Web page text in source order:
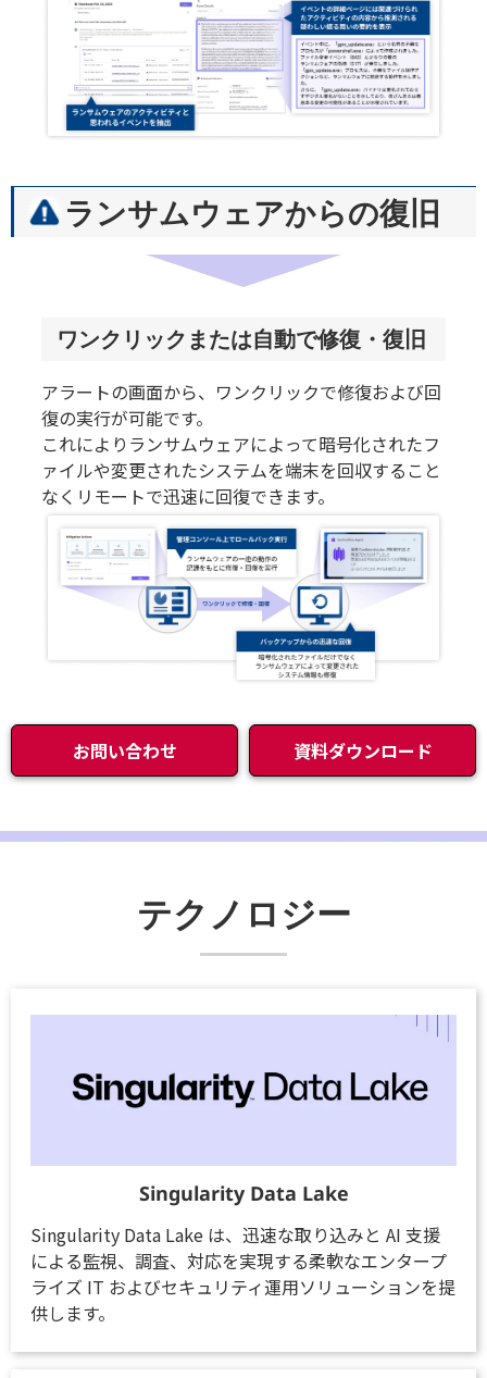
ランサムウェアからの復旧
ワンクリックまたは自動で修復・復旧
アラートの画面から、ワンクリックで修復および回
復の実行が可能です。
これによりランサムウェアによって暗号化されたフ
ァイルや変更されたシステムを端末を回収すること
なくリモートで迅速に回復できます。
お問い合わせ 資料ダウンロード
テクノロジー
Singularity Data Lake
Singularity Data Lake は、迅速な取り込みと AI 支援
による監視、調査、対応を実現する柔軟なエンタープ
ライズ IT およびセキュリティ運用ソリューションを提
供します。